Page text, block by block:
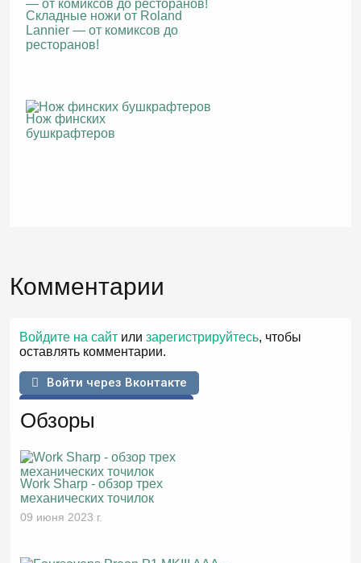
Складные ножи от Roland
Lannier — от комиксов до
ресторанов!
Нож финских
бушкрафтеров
Комментарии
Войдите на сайт или зарегистрируйтесь, чтобы
оставлять комментарии.
Войти через Вконтакте
Обзоры
Work Sharp - обзор трех
механических точилок
09 июня 2023 г.